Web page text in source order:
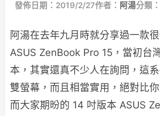
發佈日期：2019/2/27作者： 阿湯分類：
阿湯在去年九月時就分享過一款
ASUS ZenBook Pro 15，當初台
本，其實還真不少人在詢問，這
雙螢幕，而且相當實用，絕對比
而大家期昐的 14 吋版本 ASUS